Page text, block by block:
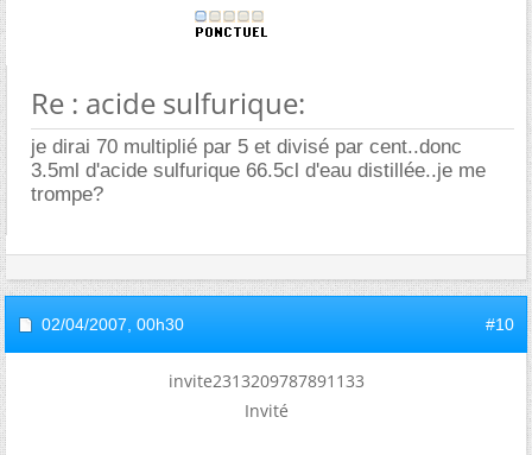
Re : acide sulfurique:
je dirai 70 multiplié par 5 et divisé par cent..donc
3.5ml d'acide sulfurique 66.5cl d'eau distillée..je me
trompe?
02/04/2007, 00h30 #10
invite2313209787891133
Invité